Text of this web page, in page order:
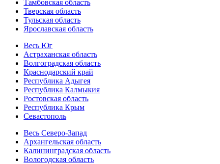
Тамбовская область
Тверская область
Тульская область
Ярославская область
Весь Юг
Астраханская область
Волгоградская область
Краснодарский край
Республика Адыгея
Республика Калмыкия
Ростовская область
Республика Крым
Севастополь
Весь Северо-Запад
Архангельская область
Калининградская область
Вологодская область